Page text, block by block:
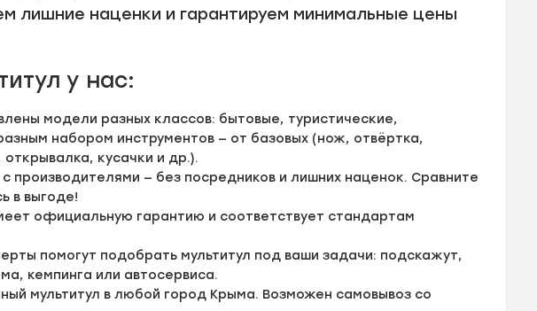
лишние наценки и гарантируем минимальные цены
у нас:
модели разных классов: бытовые, туристические,
набором инструментов — от базовых (нож, отвёртка,
кусачки и др.).
— без посредников и лишних наценок. Сравните
в выгоде!
официальную гарантию и соответствует стандартам
помогут подобрать мультитул под ваши задачи: подскажут,
кемпинга или автосервиса.
мультитул в любой город Крыма. Возможен самовывоз со